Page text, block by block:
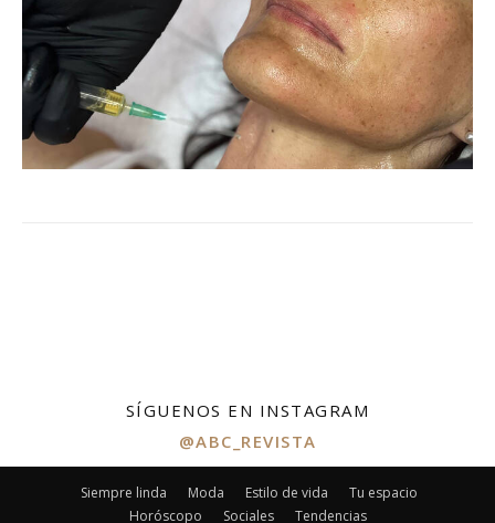
SÍGUENOS EN INSTAGRAM
@ABC_REVISTA
Siempre linda Moda Estilo de vida
Tu espacio
Horóscopo
Sociales Tendencias